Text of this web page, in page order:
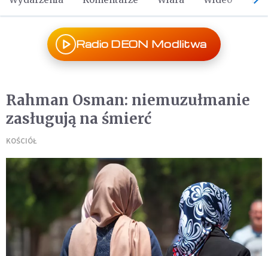
Radio DEON Modlitwa
Rahman Osman: niemuzułmanie
zasługują na śmierć
KOŚCIÓŁ